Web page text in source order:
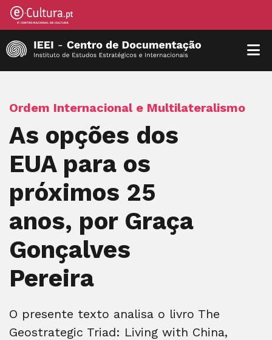
Ordem Internacional e Multilateralismo
As opções dos
EUA para os
próximos 25
anos, por Graça
Gonçalves
Pereira
O presente texto analisa o livro The
Geostrategic Triad: Living with China,